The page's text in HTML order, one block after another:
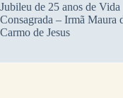
Jubileu de 25 anos de Vida
Consagrada – Irmã Maura
Carmo de Jesus